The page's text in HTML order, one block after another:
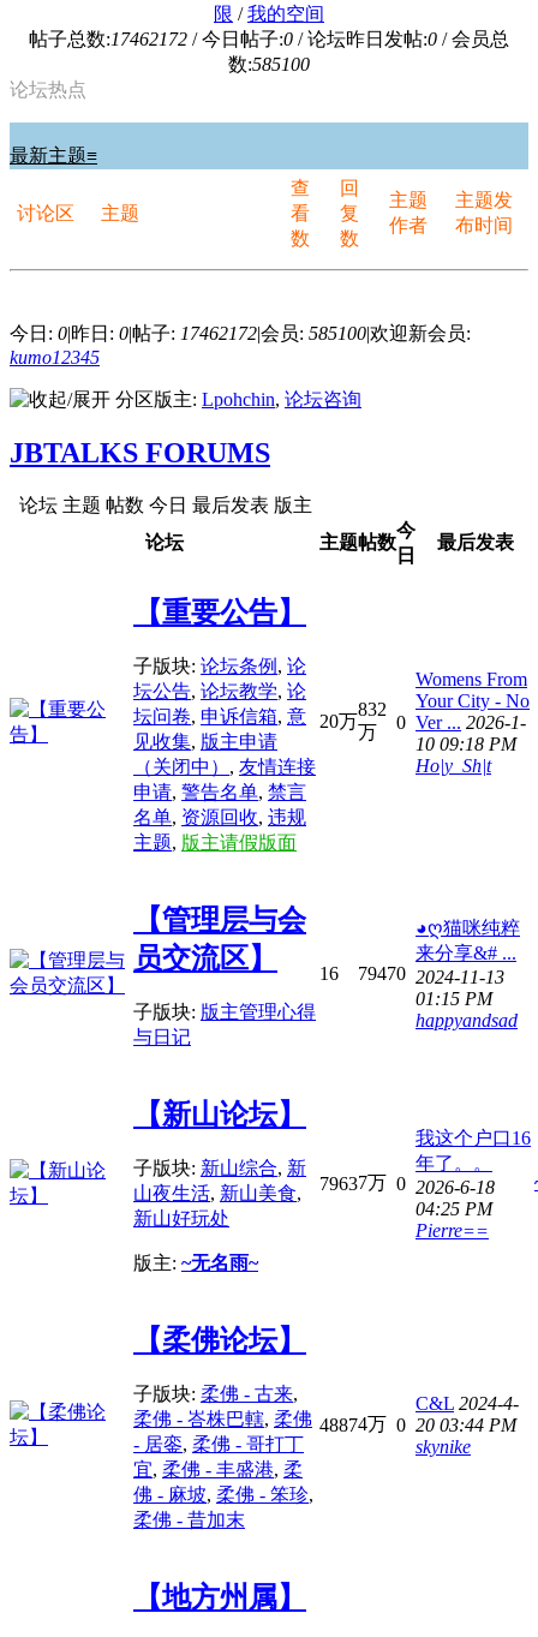
限 /我的空间
帖子总数:17462172 / 今日帖子:0 / 论坛昨日发帖:0 / 会员总
数:585100
论坛热点
最新主题≡
讨论区 主题
查
看
数
回
复
数
主题
作者
主题发
布时间
今日: 0|昨日: 0|帖子: 17462172|会员: 585100|欢迎新会员:
kumo12345
分区版主: Lpohchin, 论坛咨询
JBTALKS FORUMS
论坛 主题 帖数 今日 最后发表 版主
论坛
主题帖数
今
日
最后发表
【重要公告】
子版块: 论坛条例 , 论
坛公告, 论坛教学, 论
坛问卷, 申诉信箱, 意
见收集, 版主申请
（关闭中） , 友情连接
申请, 警告名单, 禁言
名单, 资源回收, 违规
主题, 版主请假版面
20万
832
万
0
Womens From
Your City - No
Ver ... 2026-1-
10 09:18 PM
Ho|y_Sh|t
【管理层与会
员交流区】
子版块: 版主管理心得
与日记
16 79470
◕ღ猫咪纯粹
来分享&# ...
2024-11-13
01:15 PM
happyandsad
【新山论坛】
子版块: 新山综合, 新
山夜生活, 新山美食,
新山好玩处
版主: ~无名雨~
79637万 0
我这个户口16
年了。。
2026-6-18
04:25 PM
Pierre==
【柔佛论坛】
子版块: 柔佛 - 古来,
柔佛 - 峇株巴轄, 柔佛
- 居銮, 柔佛 - 哥打丁
宜, 柔佛 - 丰盛港, 柔
佛 - 麻坡, 柔佛 - 笨珍,
柔佛 - 昔加末
48874万 0
C&L 2024-4-
20 03:44 PM
skynike
【地方州属】